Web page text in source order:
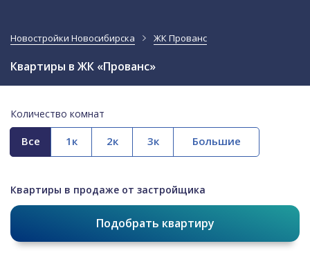
Новостройки Новосибирска ЖК Прованс
Квартиры в ЖК «Прованс»
Количество комнат
Все
Квартиры в продаже от застройщика
Подобрать квартиру